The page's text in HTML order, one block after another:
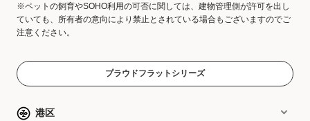
※ペットの飼育やSOHO利用の可否に関しては、建物管理側が許可を出し
ていても、所有者の意向により禁止とされている場合もございますのでご
注意ください。
プラウドフラットシリーズ
港区